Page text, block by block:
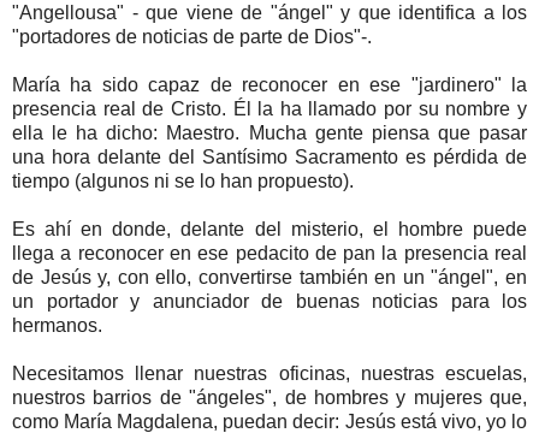
"Angellousa" - que viene de "ángel" y que identifica a los
"portadores de noticias de parte de Dios"-.
María ha sido capaz de reconocer en ese "jardinero" la
presencia real de Cristo. Él la ha llamado por su nombre y
ella le ha dicho: Maestro. Mucha gente piensa que pasar
una hora delante del Santísimo Sacramento es pérdida de
tiempo (algunos ni se lo han propuesto).
Es ahí en donde, delante del misterio, el hombre puede
llega a reconocer en ese pedacito de pan la presencia real
de Jesús y, con ello, convertirse también en un "ángel", en
un portador y anunciador de buenas noticias para los
hermanos.
Necesitamos llenar nuestras oficinas, nuestras escuelas,
nuestros barrios de "ángeles", de hombres y mujeres que,
como María Magdalena, puedan decir: Jesús está vivo, yo lo